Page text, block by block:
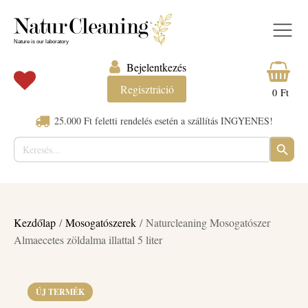
25.000 Ft feletti rendelés esetén a szállítás INGYENES!
Keresés:
SEARCH
BUTTON
Bejelentkezés
Regisztráció
0 Ft
Kezdőlap /Mosogatószerek / Naturcleaning Mosogatószer
Almaecetes zöldalma illattal 5 liter
ÚJ TERMÉK